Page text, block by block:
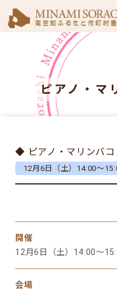
ピアノ・マ
◆ ピアノ・マリンバコ
12月6日（土）14:00～
開催
12月6日（土）14:00～
会場